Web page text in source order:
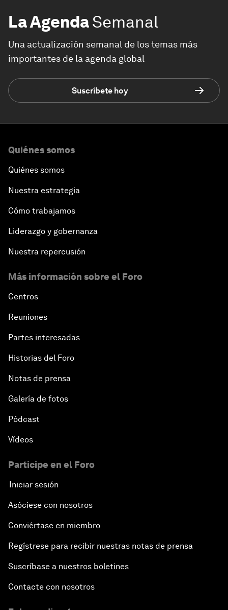
La AgendaSemanal
Una actualización semanal de los temas más
importantes de la agenda global
Suscríbete hoy
Quiénes somos
Quiénes somos
Nuestra estrategia
Cómo trabajamos
Liderazgo y gobernanza
Nuestra repercusión
Más información sobre el Foro
Centros
Reuniones
Partes interesadas
Historias del Foro
Notas de prensa
Galería de fotos
Pódcast
Vídeos
Participe en el Foro
Iniciar sesión
Asóciese con nosotros
Conviértase en miembro
Regístrese para recibir nuestras notas de prensa
Suscríbase a nuestros boletines
Contacte con nosotros